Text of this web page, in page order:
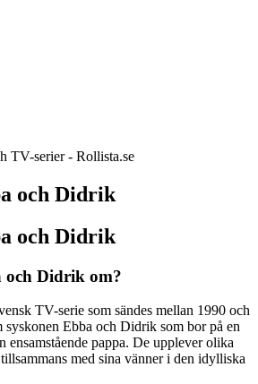
och Didrik
och Didrik
och Didrik om?
TV-serie som sändes mellan 1990 och
syskonen Ebba och Didrik som bor på en
ensamstående pappa. De upplever olika
med sina vänner i den idylliska